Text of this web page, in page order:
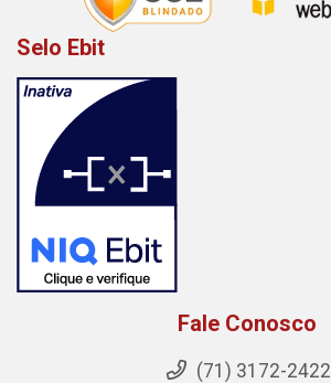
Selo Ebit
Fale Conosco
(71) 3172-2422